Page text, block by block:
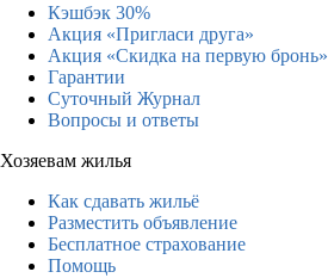
Кэшбэк 30%
Акция «Пригласи друга»
Акция «Скидка на первую бронь»
Гарантии
Суточный Журнал
Вопросы и ответы
Хозяевам жилья
Как сдавать жильё
Разместить объявление
Бесплатное страхование
Помощь